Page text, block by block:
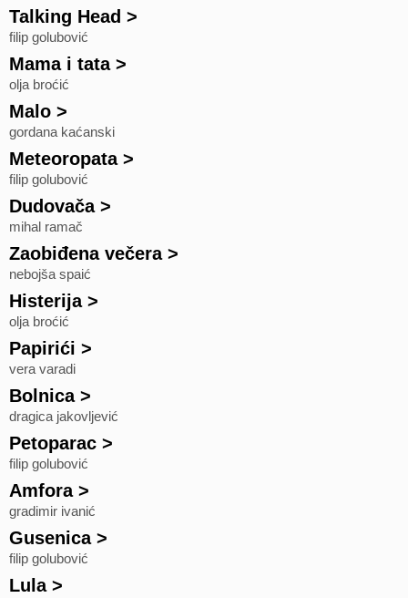
Talking Head >
filip golubović
Mama i tata>
olja broćić
Malo >
gordana kaćanski
Meteoropata>
filip golubović
Dudovača>
mihal ramač
Zaobiđena večera>
nebojša spaić
Histerija>
olja broćić
Papirići >
vera varadi
Bolnica>
dragica jakovljević
Petoparac >
filip golubović
Amfora>
gradimir ivanić
Gusenica>
filip golubović
Lula>